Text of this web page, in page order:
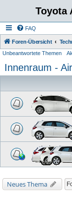
Toyota
FAQ
Foren-Übersicht
Unbeantwortete Themen
Innenraum -
Neues Thema